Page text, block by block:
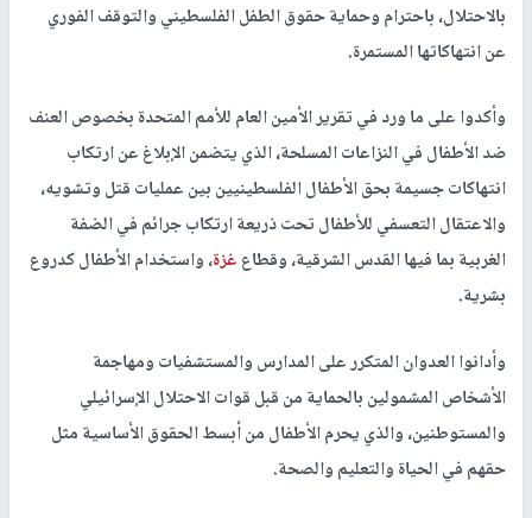
بالاحتلال، باحترام وحماية حقوق الطفل الفلسطيني والتوقف الفوري
عن انتهاكاتها المستمرة.
وأكدوا على ما ورد في تقرير الأمين العام للأمم المتحدة بخصوص العنف
ضد الأطفال في النزاعات المسلحة، الذي يتضمن الإبلاغ عن ارتكاب
انتهاكات جسيمة بحق الأطفال الفلسطينيين بين عمليات قتل وتشويه،
والاعتقال التعسفي للأطفال تحت ذريعة ارتكاب جرائم في الضفة
الغربية بما فيها القدس الشرقية، وقطاعغزة، واستخدام الأطفال كدروع
بشرية.
وأدانوا العدوان المتكرر على المدارس والمستشفيات ومهاجمة
الأشخاص المشمولين بالحماية من قبل قوات الاحتلال الإسرائيلي
والمستوطنين، والذي يحرم الأطفال من أبسط الحقوق الأساسية مثل
حقهم في الحياة والتعليم والصحة.